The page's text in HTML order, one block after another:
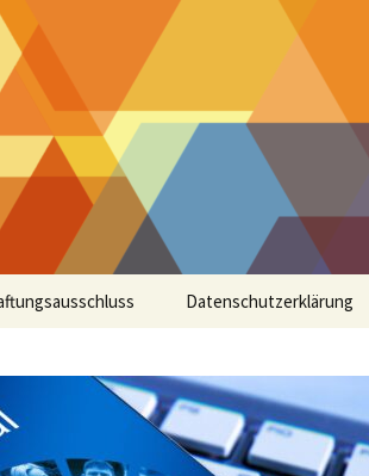
Datenschutzerklärung